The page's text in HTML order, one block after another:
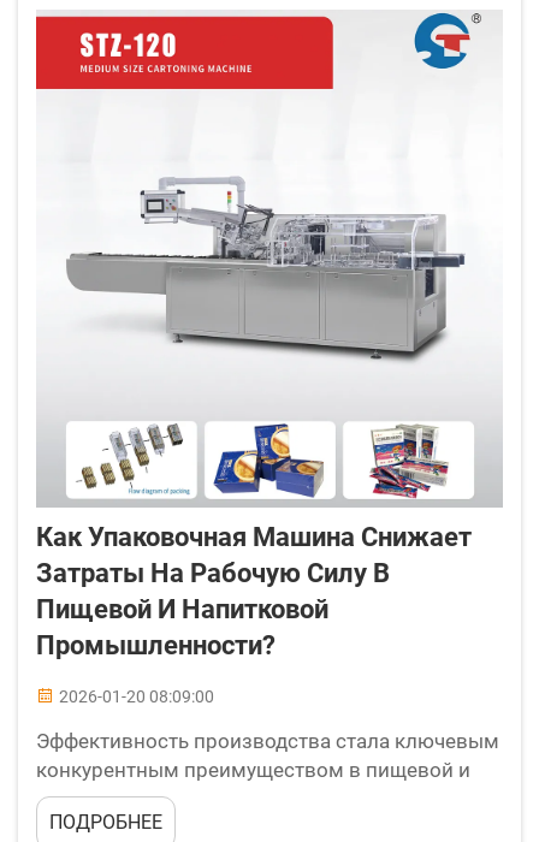
систем упаковки, обеспечивая
последовательность...
Как Упаковочная Машина Снижает
Затраты На Рабочую Силу В
Пищевой И Напитковой
Промышленности?
2026-01-20 08:09:00
Эффективность производства стала ключевым
конкурентным преимуществом в пищевой и
напитковой промышленности, где компании
постоянно ищут инновационные решения для
ПОДРОБНЕЕ